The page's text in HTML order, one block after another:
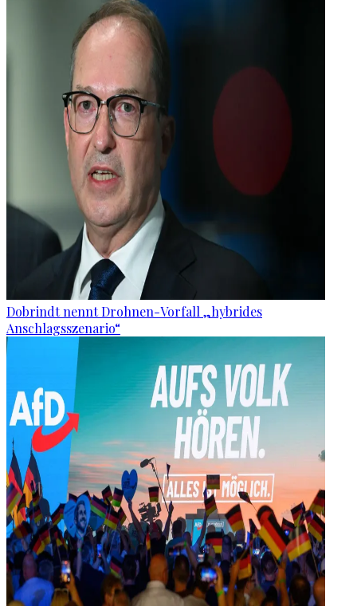
Dobrindt nennt Drohnen-Vorfall „hybrides
Anschlagsszenario“